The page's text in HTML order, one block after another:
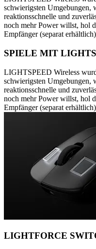
schwierigsten Umgebungen,
reaktionsschnelle und
noch mehr Power willst, hol
Empfänger (separat
SPIELE MIT
LIGHTSPEED Wireless
schwierigsten Umgebungen,
reaktionsschnelle und
noch mehr Power willst, hol
Empfänger (separat
LIGHTFORCE